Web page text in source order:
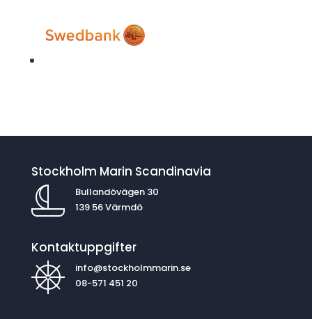
Stockholm Marin Scandinavia
Bullandövägen 30
139 56 Värmdö
Kontaktuppgifter
info@stockholmmarin.se
08-571 451 20